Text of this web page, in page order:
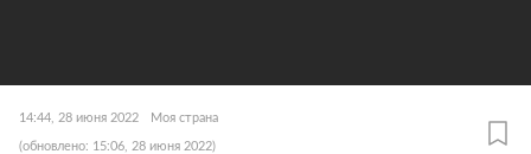
14:44, 28 июня 2022 Моя страна
(обновлено: 15:06, 28 июня 2022)